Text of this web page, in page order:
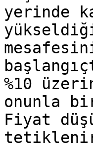
yerinde
%10
onunla
Fiyat